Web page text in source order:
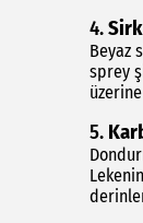
4.
Beyaz
sprey
5.